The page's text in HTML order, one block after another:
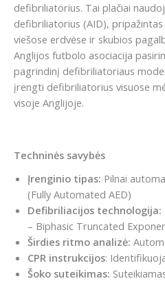
defibriliatorius. Tai plačiai
defibriliatorius (AID),
viešose erdvėse ir skubios
Anglijos futbolo asociacija
pagrindinį defibriliatoriaus
įrengti defibriliatorius visuose
visoje Anglijoje.
Techninės savybės
Įrenginio tipas: Pilnai
(Fully Automated AED)
Defibriliacijos technologija:
– Biphasic Truncated
Širdies ritmo analizė:
CPR instrukcijos:
Šoko suteikimas: